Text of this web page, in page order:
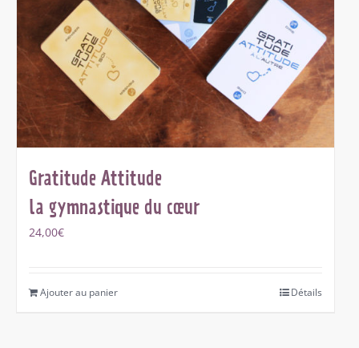
Gratitude Attitude
la gymnastique du cœur
24,00€
Ajouter au panier Détails